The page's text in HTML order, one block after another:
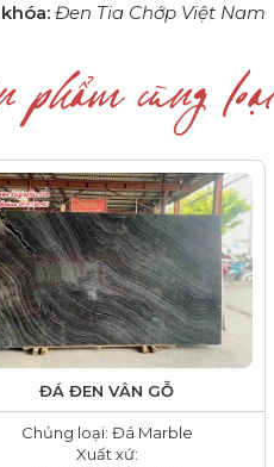
Đen Tia Chớp Việt Nam
phẩm cùng loại
ĐÁ ĐEN VÂN GỖ
Chủng loại: Đá Marble
Xuất xứ: